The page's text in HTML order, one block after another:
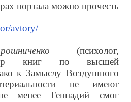
портала можно прочесть
avtory/
(психолог,
книг по высшей
к Замыслу Воздушного
не имеют
менее Геннадий смог